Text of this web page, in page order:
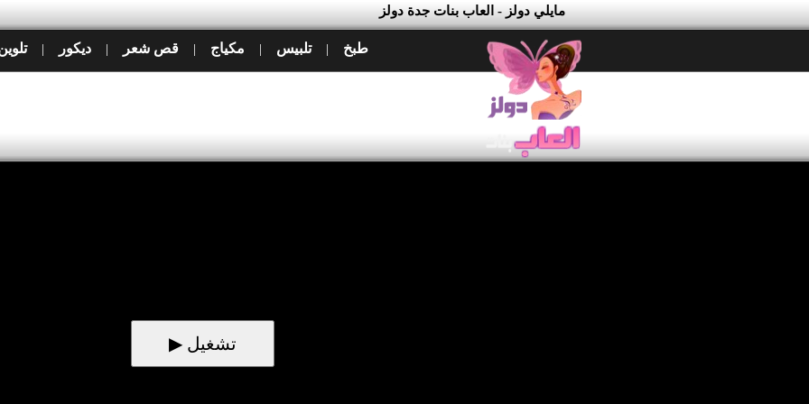
مايلي دولز - العاب بنات جدة دولز
طبخ | تلبيس | مكياج | قص شعر | ديكور |
▶ تشغيل